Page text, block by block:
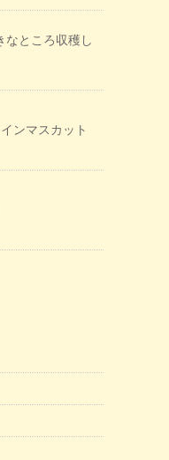
なところ収穫し
ンマスカット